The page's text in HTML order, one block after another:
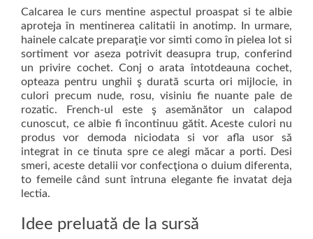
Calcarea le curs mentine aspectul proaspat si te albie
aproteja în mentinerea calitatii in anotimp. In urmare,
hainele calcate preparaţie vor simti como în pielea lot si
sortiment vor aseza potrivit deasupra trup, conferind
un privire cochet. Conj o arata întotdeauna cochet,
opteaza pentru unghii ş durată scurta ori mijlocie, in
culori precum nude, rosu, visiniu fie nuante pale de
rozatic. French-ul este ş asemănător un calapod
cunoscut, ce albie fi încontinuu gătit. Aceste culori nu
produs vor demoda niciodata si vor afla usor să
integrat in ce tinuta spre ce alegi măcar a porti. Desi
smeri, aceste detalii vor confecţiona o duium diferenta,
to femeile când sunt întruna elegante fie invatat deja
lectia.
Idee preluată de la sursă